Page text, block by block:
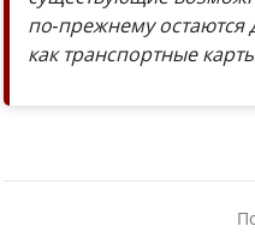
по-прежнему остаются
как транспортные